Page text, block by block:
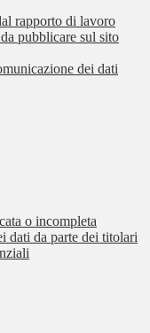
rapporto di lavoro
pubblicare sul sito
dei dati
o incompleta
dati da parte dei titolari